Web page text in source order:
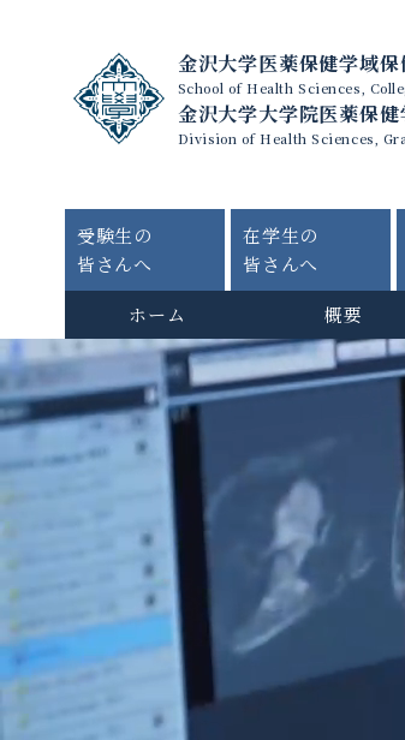
金沢大学医薬保健学域保
School of Health Sciences,
金沢大学大学院医薬保
Division of Health Sciences,
受験生の
皆さんへ
在学生の
皆さんへ
ホーム
概要